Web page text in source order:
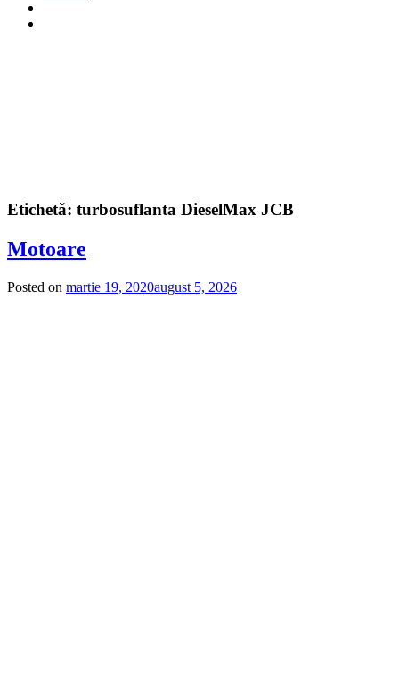
Etichetă: turbosuflanta DieselMax JCB
Motoare
Posted on martie 19, 2020august 5, 2026